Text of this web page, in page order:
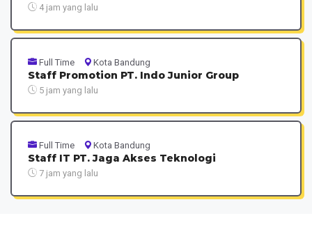
4 jam yang lalu
Full Time Kota Bandung
Staff Promotion PT. Indo Junior Group
5 jam yang lalu
Full Time Kota Bandung
Staff IT PT. Jaga Akses Teknologi
7 jam yang lalu